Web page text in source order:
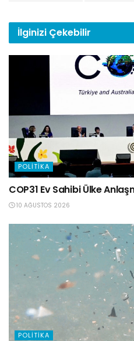
İlginizi Çekebilir
POLITIKA
COP31 Ev Sahibi Ülke
10 AĞUSTOS 2026
POLITIKA